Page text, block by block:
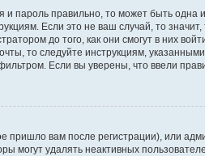
пароль правильно, то может быть одна
Если это не ваш случай, то
до того, как они смогут в них
то следуйте инструкциям,
Если вы уверены, что ввели
вам после регистрации), или
могут удалять неактивных